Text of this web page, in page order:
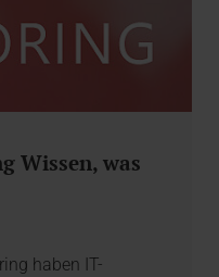
Wissen, was
haben IT-